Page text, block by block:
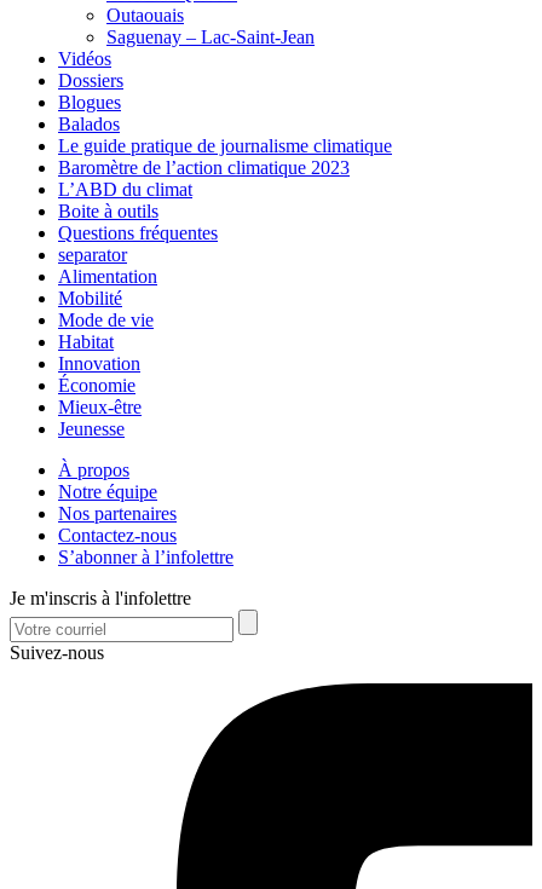
Outaouais
Saguenay – Lac-Saint-Jean
Vidéos
Dossiers
Blogues
Balados
Le guide pratique de journalisme climatique
Baromètre de l’action climatique 2023
L’ABD du climat
Boite à outils
Questions fréquentes
separator
Alimentation
Mobilité
Mode de vie
Habitat
Innovation
Économie
Mieux-être
Jeunesse
À propos
Notre équipe
Nos partenaires
Contactez-nous
S’abonner à l’infolettre
Je m'inscris à l'infolettre
Suivez-nous